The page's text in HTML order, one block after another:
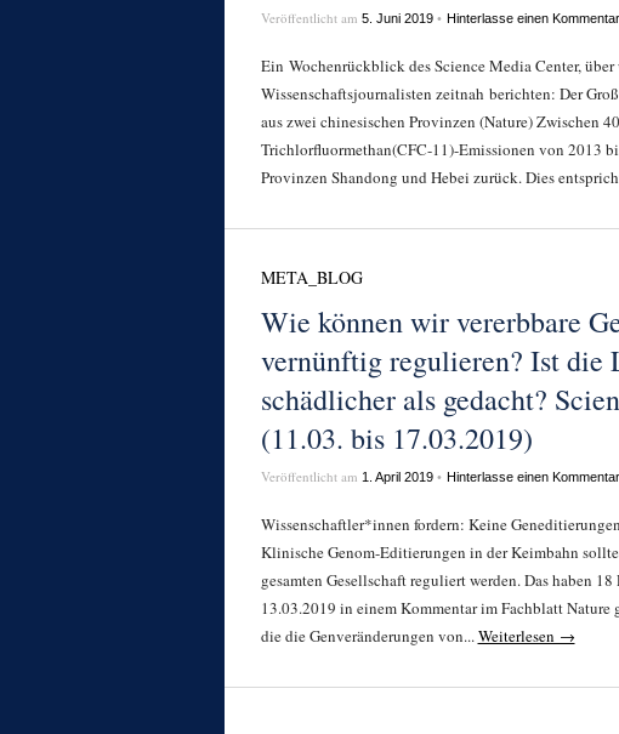
Veröffentlicht am 5. Juni 2019• Hinterlasse einen Kommentar
Ein Wochenrückblick des Science Media Center,
Wissenschaftsjournalisten zeitnah berichten: Der
aus zwei chinesischen Provinzen (Nature) Zwischen
Trichlorfluormethan(CFC-11)-Emissionen von 2013
Provinzen Shandong und Hebei zurück. Dies
META_BLOG
Wie können wir vererbbare
vernünftig regulieren? Ist die
schädlicher als gedacht?
(11.03. bis 17.03.2019)
Veröffentlicht am 1. April 2019• Hinterlasse einen Kommentar
Wissenschaftler*innen fordern: Keine
Klinische Genom-Editierungen in der Keimbahn
gesamten Gesellschaft reguliert werden. Das haben
13.03.2019 in einem Kommentar im Fachblatt
die die Genveränderungen von...Weiterlesen →